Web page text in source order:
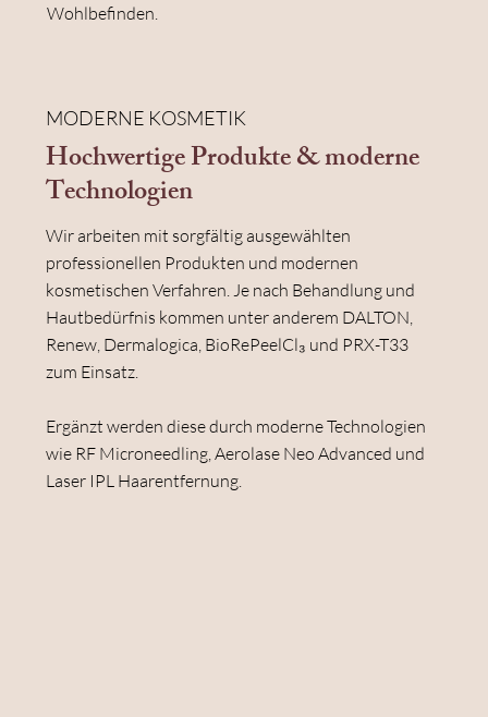
Wohlbefinden.
MODERNE KOSMETIK
Hochwertige Produkte & moderne
Technologien
Wir arbeiten mit sorgfältig ausgewählten
professionellen Produkten und modernen
kosmetischen Verfahren. Je nach Behandlung und
Hautbedürfnis kommen unter anderem DALTON,
Renew, Dermalogica, BioRePeelCl₃ und PRX-T33
zum Einsatz.
Ergänzt werden diese durch moderne Technologien
wie RF Microneedling, Aerolase Neo Advanced und
Laser IPL Haarentfernung.